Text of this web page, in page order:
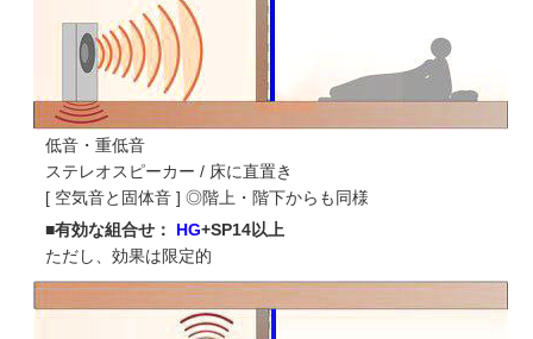
低音・重低音
ステレオスピーカー / 床に直置き
[ 空気音と固体音 ] ◎階上・階下からも同様
■有効な組合せ： HG+SP14以上
ただし、効果は限定的